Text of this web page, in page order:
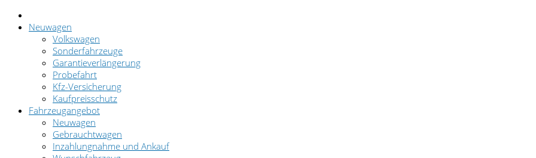
Neuwagen
Volkswagen
Sonderfahrzeuge
Garantieverlängerung
Probefahrt
Kfz-Versicherung
Kaufpreisschutz
Fahrzeugangebot
Neuwagen
Gebrauchtwagen
Inzahlungnahme und Ankauf